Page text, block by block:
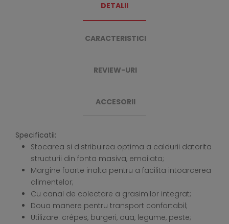
DETALII
CARACTERISTICI
REVIEW-URI
ACCESORII
Specificatii:
Stocarea si distribuirea optima a caldurii datorita
structurii din fonta masiva, emailata;
Margine foarte inalta pentru a facilita intoarcerea
alimentelor;
Cu canal de colectare a grasimilor integrat;
Doua manere pentru transport confortabil;
Utilizare: crêpes, burgeri, oua, legume, peste;